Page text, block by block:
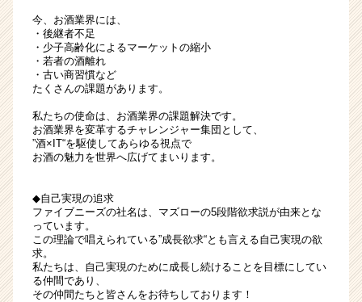
今、お酒業界には、
・後継者不足
・少子高齢化によるマーケットの縮小
・若者の酒離れ
・古い商習慣など
たくさんの課題があります。
私たちの使命は、お酒業界の課題解決です。
お酒業界を変革するチャレンジャー集団として、
”酒×IT“を駆使してあらゆる視点で
お酒の魅力を世界へ広げてまいります。
◆自己実現の追求
ファイブニーズの社名は、マズローの5段階欲求説が由来とな
っています。
この理論で唱えられている”成長欲求“とも言える自己実現の欲
求。
私たちは、自己実現のために成長し続けることを目標にしてい
る仲間であり、
その仲間たちと皆さんをお待ちしております！